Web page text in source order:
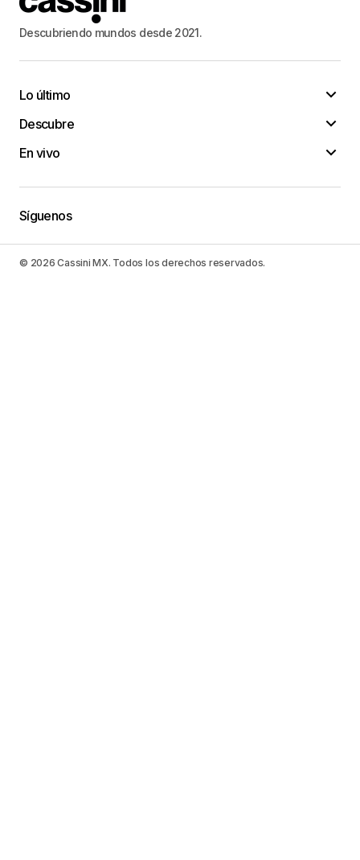
Descubriendo mundos desde 2021.
Lo último
Descubre
En vivo
Síguenos
© 2026 Cassini MX. Todos los derechos reservados.